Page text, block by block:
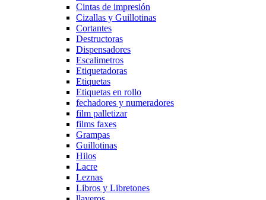
Cintas de impresión
Cizallas y Guillotinas
Cortantes
Destructoras
Dispensadores
Escalimetros
Etiquetadoras
Etiquetas
Etiquetas en rollo
fechadores y numeradores
film palletizar
films faxes
Grampas
Guillotinas
Hilos
Lacre
Leznas
Libros y Libretones